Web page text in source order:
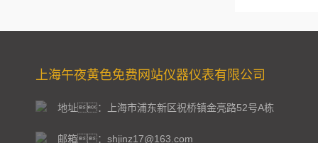
上海午夜黄色免费网站仪器仪表有限公司
地址：上海市浦东新区祝桥镇金亮路52号A栋
邮箱：shjinz17@163.com